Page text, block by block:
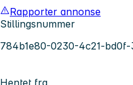
Rapporter annonse
Stillingsnummer
784b1e80-0230-4c21-